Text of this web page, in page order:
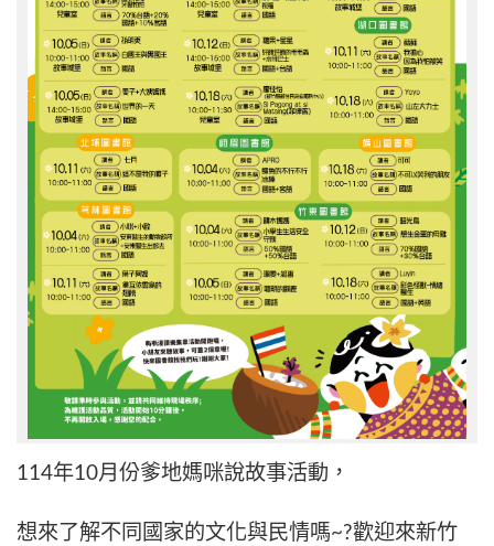
114年10月份爹地媽咪說故事活動，
想來了解不同國家的文化與民情嗎~?歡迎來新竹